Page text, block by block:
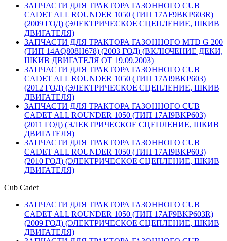
ЗАПЧАСТИ ДЛЯ ТРАКТОРА ГАЗОННОГО CUB
CADET ALL ROUNDER 1050 (ТИП 17AF9BKP603R)
(2009 ГОД) (ЭЛЕКТРИЧЕСКОЕ СЦЕПЛЕНИЕ, ШКИВ
ДВИГАТЕЛЯ)
ЗАПЧАСТИ ДЛЯ ТРАКТОРА ГАЗОННОГО MTD G 200
(ТИП 14AQ808H678) (2003 ГОД) (ВКЛЮЧЕНИЕ ДЕКИ,
ШКИВ ДВИГАТЕЛЯ ОТ 19.09.2003)
ЗАПЧАСТИ ДЛЯ ТРАКТОРА ГАЗОННОГО CUB
CADET ALL ROUNDER 1050 (ТИП 17AI9BKP603)
(2012 ГОД) (ЭЛЕКТРИЧЕСКОЕ СЦЕПЛЕНИЕ, ШКИВ
ДВИГАТЕЛЯ)
ЗАПЧАСТИ ДЛЯ ТРАКТОРА ГАЗОННОГО CUB
CADET ALL ROUNDER 1050 (ТИП 17AI9BKP603)
(2011 ГОД) (ЭЛЕКТРИЧЕСКОЕ СЦЕПЛЕНИЕ, ШКИВ
ДВИГАТЕЛЯ)
ЗАПЧАСТИ ДЛЯ ТРАКТОРА ГАЗОННОГО CUB
CADET ALL ROUNDER 1050 (ТИП 17AI9BKP603)
(2010 ГОД) (ЭЛЕКТРИЧЕСКОЕ СЦЕПЛЕНИЕ, ШКИВ
ДВИГАТЕЛЯ)
Cub Cadet
ЗАПЧАСТИ ДЛЯ ТРАКТОРА ГАЗОННОГО CUB
CADET ALL ROUNDER 1050 (ТИП 17AF9BKP603R)
(2009 ГОД) (ЭЛЕКТРИЧЕСКОЕ СЦЕПЛЕНИЕ, ШКИВ
ДВИГАТЕЛЯ)